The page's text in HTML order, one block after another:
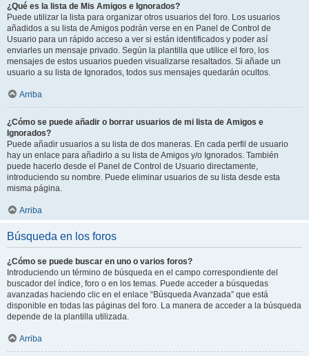
¿Qué es la lista de Mis Amigos e Ignorados?
Puede utilizar la lista para organizar otros usuarios del foro. Los usuarios
añadidos a su lista de Amigos podrán verse en en Panel de Control de
Usuario para un rápido acceso a ver si están identificados y poder así
enviarles un mensaje privado. Según la plantilla que utilice el foro, los
mensajes de estos usuarios pueden visualizarse resaltados. Si añade un
usuario a su lista de Ignorados, todos sus mensajes quedarán ocultos.
Arriba
¿Cómo se puede añadir o borrar usuarios de mi lista de Amigos e
Ignorados?
Puede añadir usuarios a su lista de dos maneras. En cada perfil de usuario
hay un enlace para añadirlo a su lista de Amigos y/o Ignorados. También
puede hacerlo desde el Panel de Control de Usuario directamente,
introduciendo su nombre. Puede eliminar usuarios de su lista desde esta
misma página.
Arriba
Búsqueda en los foros
¿Cómo se puede buscar en uno o varios foros?
Introduciendo un término de búsqueda en el campo correspondiente del
buscador del índice, foro o en los temas. Puede acceder a búsquedas
avanzadas haciendo clic en el enlace “Búsqueda Avanzada” que está
disponible en todas las páginas del foro. La manera de acceder a la búsqueda
depende de la plantilla utilizada.
Arriba